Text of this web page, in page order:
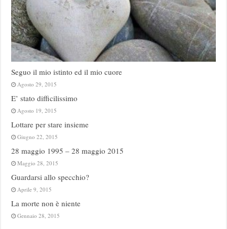
Seguo il mio istinto ed il mio cuore
Agosto 29, 2015
E’ stato difficilissimo
Agosto 19, 2015
Lottare per stare insieme
Giugno 22, 2015
28 maggio 1995 – 28 maggio 2015
Maggio 28, 2015
Guardarsi allo specchio?
Aprile 9, 2015
La morte non è niente
Gennaio 28, 2015